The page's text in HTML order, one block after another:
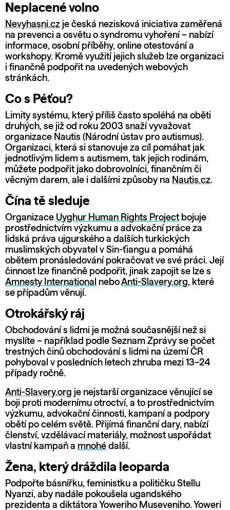
Neplacené volno
Nevyhasni.cz je česká nezisková iniciativa zaměřená
na prevenci a osvětu o syndromu vyhoření – nabízí
informace, osobní příběhy, online otestování a
workshopy. Kromě využití jejich služeb lze organizaci
i finančně podpořit na uvedených webových
stránkách.
Co s Péťou?
Limity systému, který příliš často spoléhá na oběti
druhých, se již od roku 2003 snaží vyvažovat
organizace Nautis (Národní ústav pro autismus).
Organizaci, která si stanovuje za cíl pomáhat jak
jednotlivým lidem s autismem, tak jejich rodinám,
můžete podpořit jako dobrovolníci, finančním či
věcným darem, ale i dalšími způsoby na Nautis.cz.
Čína tě sleduje
Organizace Uyghur Human Rights Project bojuje
prostřednictvím výzkumu a advokační práce za
lidská práva ujgurského a dalších turkických
muslimských obyvatel v Sin-ťiangu a pomáhá
obětem pronásledování pokračovat ve své práci. Její
činnost lze finančně podpořit, jinak zapojit se lze s
Amnesty International neboAnti-Slavery.org, které
se případům věnují.
Otrokářský ráj
Obchodování s lidmi je možná současnější než si
myslíte – například podle Seznam Zprávy se počet
trestných činů obchodování s lidmi na území ČR
pohyboval v posledních letech zhruba mezi 13–24
případy ročně.
Anti-Slavery.org je nejstarší organizace věnující se
boji proti modernímu otroctví, a to prostřednictvím
výzkumu, advokační činnosti, kampaní a podpory
obětí po celém světě. Přijímá finanční dary, nabízí
členství, vzdělávací materiály, možnost uspořádat
vlastní kampaň a mnohé další.
Žena, který dráždila leoparda
Podpořte básnířku, feministku a političku Stellu
Nyanzi, aby nadále pokoušela ugandského
prezidenta a diktátora Yoweriho Museveniho. Yoweri